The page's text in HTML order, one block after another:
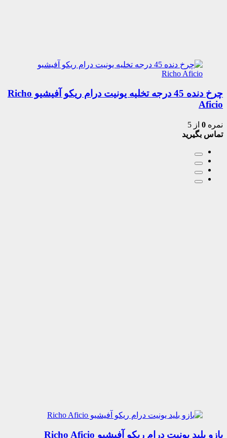
چرخ دنده 45 درجه تخلیه یونیت درام ریکو آفیشیو Richo
Aficio
نمره 0 از 5
تماس بگیرید
بازو بلید یونیت درام ریکو آفیشیو Richo Aficio